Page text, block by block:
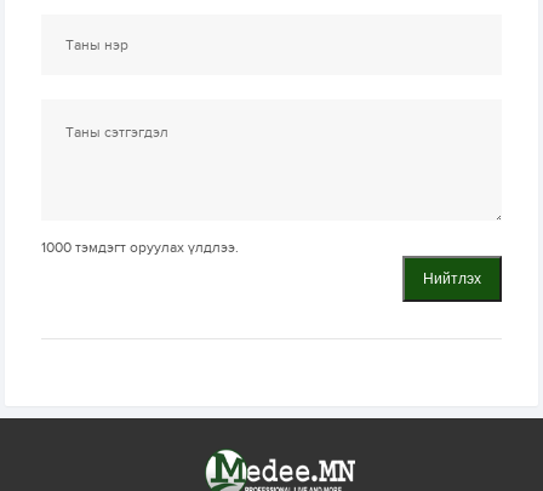
1000 тэмдэгт оруулах үлдлээ.
Нийтлэх